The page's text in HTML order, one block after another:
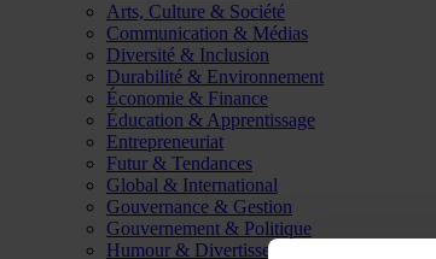
Arts, Culture & Société
Communication & Médias
Diversité & Inclusion
Durabilité & Environnement
Économie & Finance
Éducation & Apprentissage
Entrepreneuriat
Futur & Tendances
Global & International
Gouvernance & Gestion
Gouvernement & Politique
Humour & Divertissement